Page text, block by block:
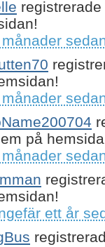
på
ett år